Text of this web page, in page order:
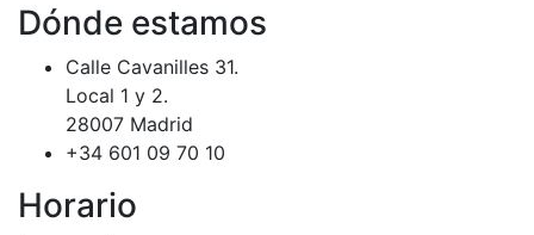
Dónde estamos
Calle Cavanilles 31.
Local 1 y 2.
28007 Madrid
+34 601 09 70 10
Horario